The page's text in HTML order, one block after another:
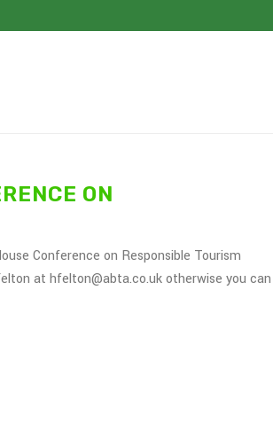
ON
Conference on Responsible Tourism
at hfelton@abta.co.uk otherwise you can